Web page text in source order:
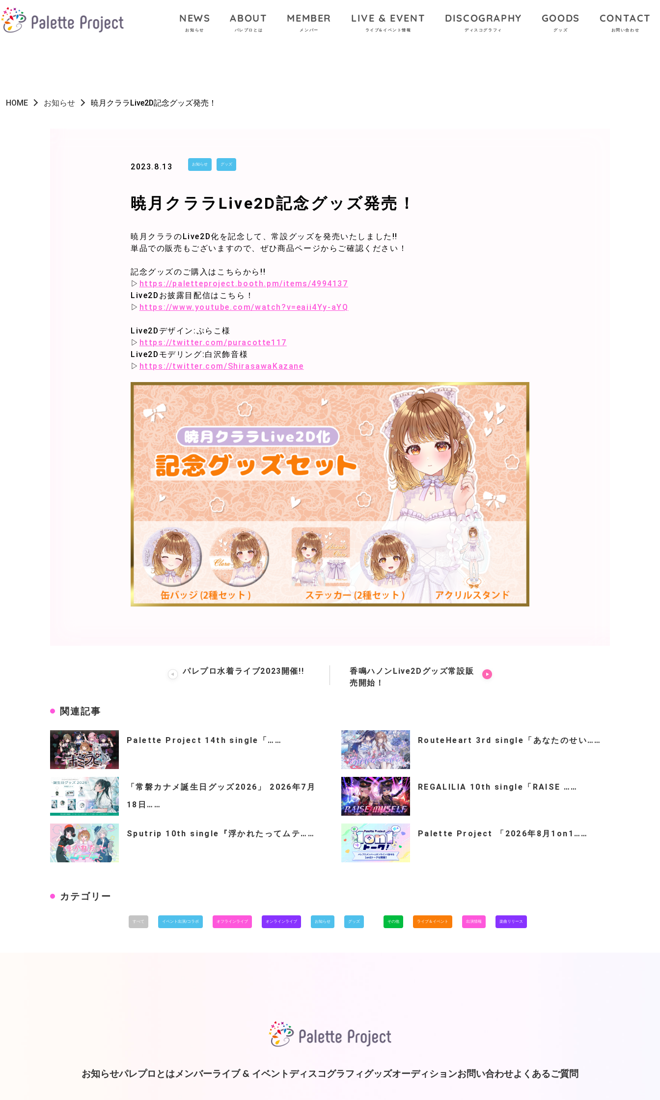
NEWS
お知らせ
ABOUT
パレプロとは
MEMBER
メンバー
LIVE & EVENT
ライブ&イベント情報
DISCOGRAPHY
ディスコグラフィ
GOODS
グッズ
CONTACT
お問い合わせ
HOME お知らせ 暁月クララLive2D記念グッズ発売！
2023.8.13 お知らせ グッズ
暁月クララLive2D記念グッズ発売！
暁月クララのLive2D化を記念して、常設グッズを発売いたしました!!
単品での販売もございますので、ぜひ商品ページからご確認ください！
記念グッズのご購入はこちらから!!
▷ https://paletteproject.booth.pm/items/4994137
Live2Dお披露目配信はこちら！
▷ https://www.youtube.com/watch?v=eaii4Yy-aYQ
Live2Dデザイン:ぷらこ様
▷ https://twitter.com/puracotte117
Live2Dモデリング:白沢飾音様
▷ https://twitter.com/ShirasawaKazane
パレプロ水着ライブ2023開催!!
香鳴ハノンLive2Dグッズ常設販
売開始！
関連記事
Palette Project 14th single「…… RouteHeart 3rd single「あなたのせい……
「常磐カナメ誕生日グッズ2026」 2026年7月
18日……
REGALILIA 10th single「RAISE ……
Sputrip 10th single『浮かれたってムテ…… Palette Project 「2026年8月1on1……
カテゴリー
すべて イベント出演/コラボ オフラインライブ オンラインライブ お知らせ グッズ その他 ライブ＆イベント 出演情報 楽曲リリース
お知らせパレプロとはメンバーライブ & イベントディスコグラフィグッズオーディションお問い合わせよくあるご質問